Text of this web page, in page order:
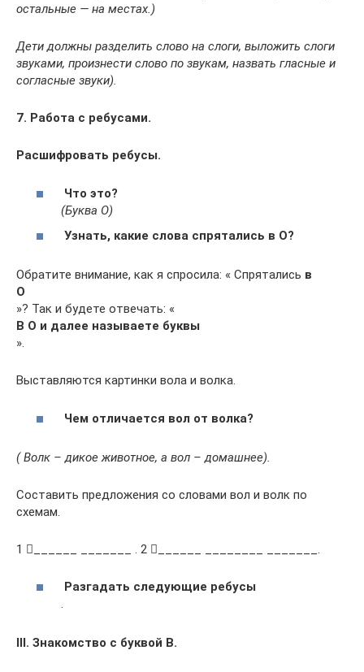
остальные — на местах.)
Дети должны разделить слово на слоги, выложить слоги
звуками, произнести слово по звукам, назвать гласные и
согласные звуки).
7. Работа с ребусами.
Расшифровать ребусы.
Что это?
(Буква О)
Узнать, какие слова спрятались в О?
Обратите внимание, как я спросила: « Спрятались в
О
»? Так и будете отвечать: «
В О и далее называете буквы
».
Выставляются картинки вола и волка.
Чем отличается вол от волка?
( Волк – дикое животное, а вол – домашнее).
Составить предложения со словами вол и волк по
схемам.
1 ______ _______ . 2 ______ ________ _______.
Разгадать следующие ребусы
.
III. Знакомство с буквой В.